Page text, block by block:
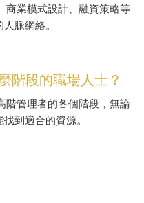
商業模式設計、融資策略等
脈網絡。
階段的職場人士？
階管理者的各個階段，無論
到適合的資源。